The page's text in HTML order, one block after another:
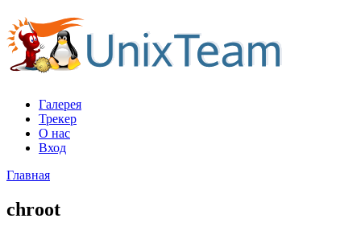
Галерея
Трекер
О нас
Вход
Главная
chroot